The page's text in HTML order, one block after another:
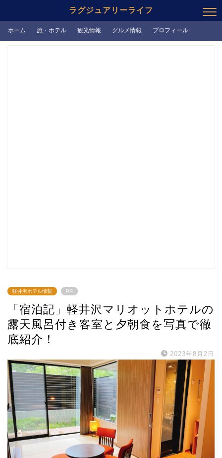
ラグジュアリーライフ
ホーム 旅・ホテル 観光情報 グルメ情報 プロフィール
軽井沢ホテル情報 PR
「宿泊記」軽井沢マリオットホテルの
露天風呂付き客室と夕朝食を写真で徹
底紹介！
2023年8月2日